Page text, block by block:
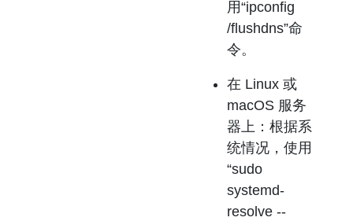
用“ipconfig
/flushdns”命
令。
在 Linux 或
macOS 服务
器上：根据系
统情况，使用
“sudo
systemd-
resolve --